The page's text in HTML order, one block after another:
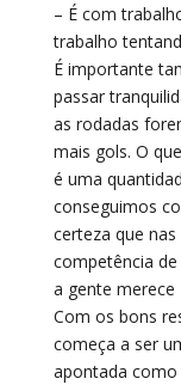
– É com
trabalho
É importante
passar
as rodadas
mais gols. O
é uma
conseguimos
certeza que
competência
a gente
Com os bons
começa a ser
apontada